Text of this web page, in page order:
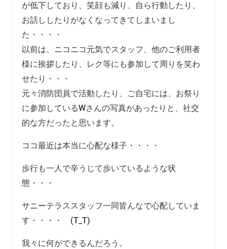
が低下しており、笑顔も減り、自ら行動したり、
お話ししたりがなくなってきてしまいまし
た・・・・
以前は、ニコニコ元気でスタッフ、他のご利用者
様に挨拶したり、レク等にも参加して周りを笑わ
せたり・・・
元々消防団員で活動したり、ご自宅には、お祭り
に参加しているWさんの写真があったりと、社交
的な方だったと思います。
ココ最近は本当に心配な様子・・・・
歩行も一人で辛うじて歩いているような状
態・・・
サニーテラススタッフ一同皆んなで心配していま
す・・・・ (T_T)
我々に何ができるんだろう。